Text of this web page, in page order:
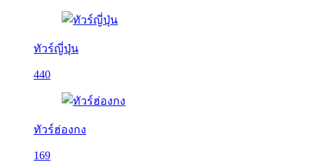
ทัวร์ญี่ปุ่น
440
ทัวร์ฮ่องกง
169